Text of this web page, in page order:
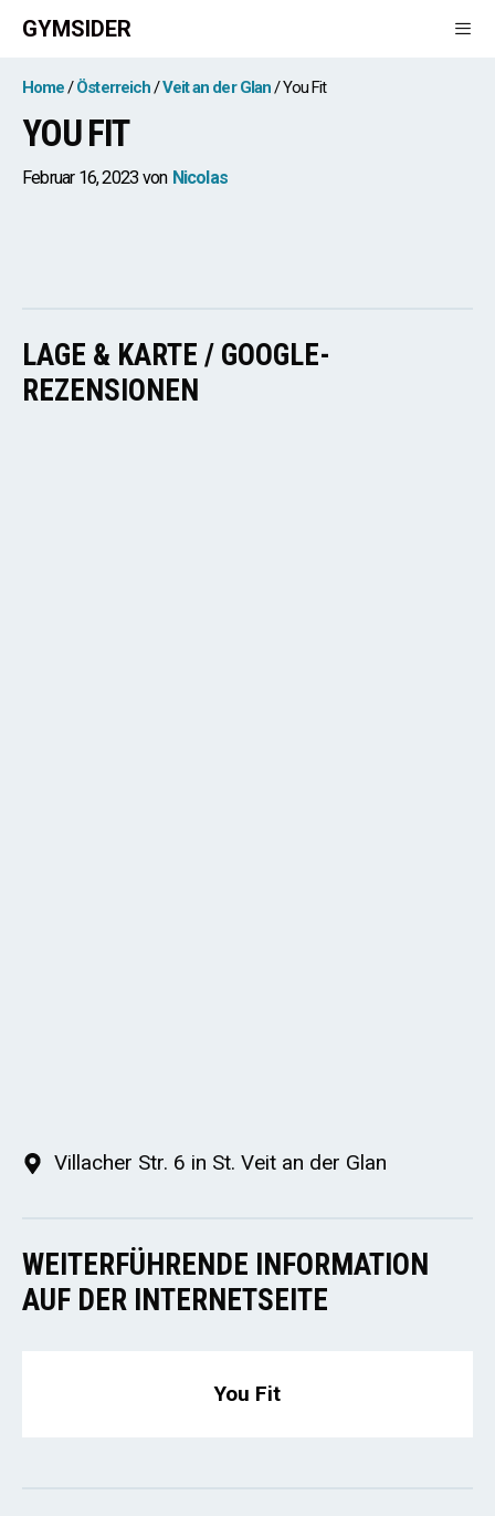
Zum
Inhalt
springen
GYMSIDER
Home Österreich Veit an der Glan You Fit
YOU FIT
Februar 16, 2023 von Nicolas
LAGE & KARTE / GOOGLE-
REZENSIONEN
Villacher Str. 6 in St. Veit an der Glan
WEITERFÜHRENDE INFORMATION
AUF DER INTERNETSEITE
You Fit